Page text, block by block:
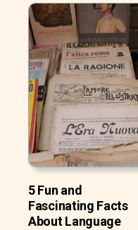
5 Fun and
Fascinating Facts
About Language